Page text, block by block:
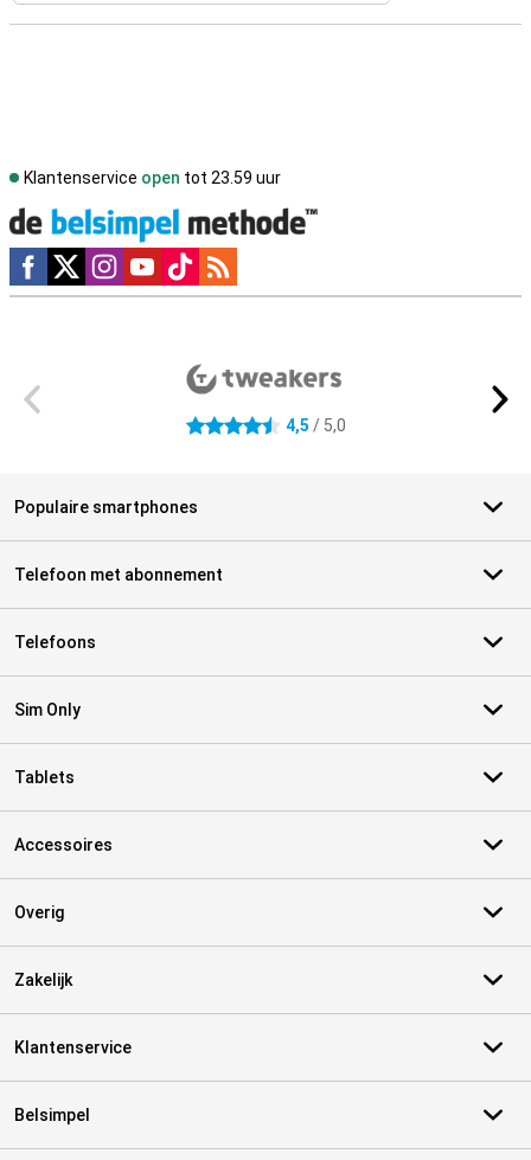
Klantenservice open tot 23.59 uur
Social media
4.5 sterren 4,5 / 5,0
Populaire smartphones
Telefoon met abonnement
Telefoons
Sim Only
Tablets
Accessoires
Overig
Zakelijk
Klantenservice
Belsimpel